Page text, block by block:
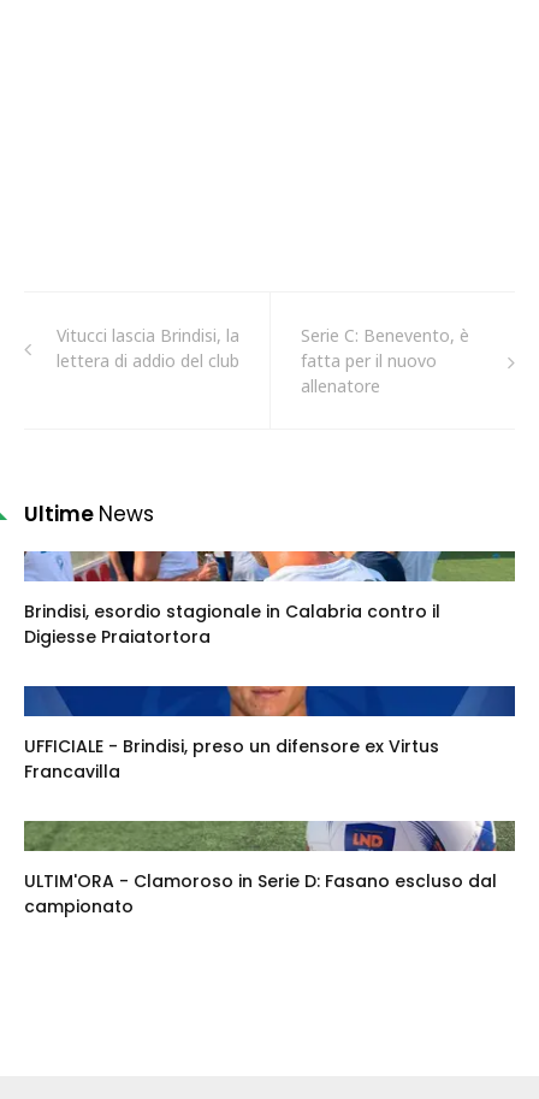
Vitucci lascia Brindisi, la
lettera di addio del club
Serie C: Benevento, è
fatta per il nuovo
allenatore
Ultime News
Brindisi, esordio stagionale in Calabria contro il
Digiesse Praiatortora
UFFICIALE - Brindisi, preso un difensore ex Virtus
Francavilla
ULTIM'ORA - Clamoroso in Serie D: Fasano escluso dal
campionato